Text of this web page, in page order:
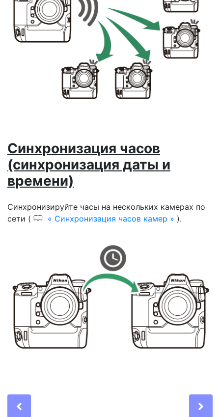
Синхронизация часов
(синхронизация даты и
времени)
Синхронизируйте часы на нескольких камерах по
сети ( 0 Синхронизация часов камер ).